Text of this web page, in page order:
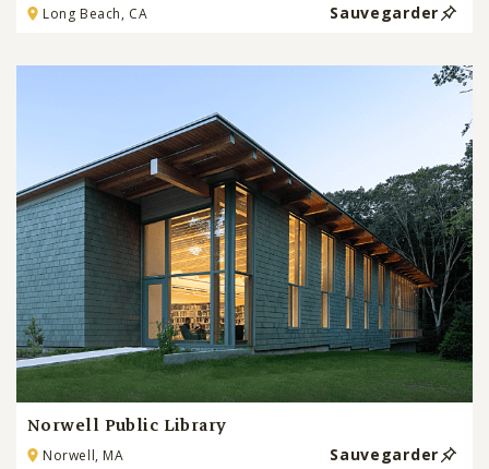
Long Beach, CA Sauvegarder
Norwell Public Library
Norwell, MA Sauvegarder